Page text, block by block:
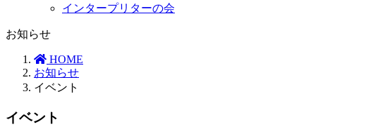
インタープリターの会
お知らせ
HOME
お知らせ
イベント
イベント